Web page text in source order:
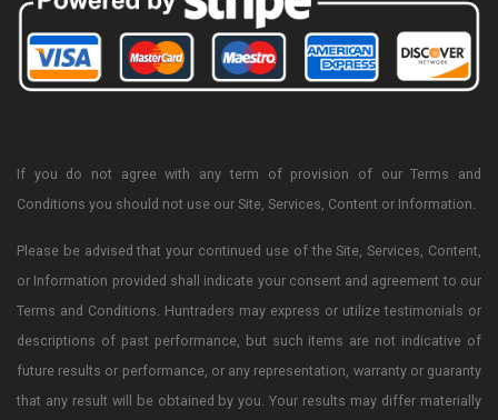
If you do not agree with any term of provision of our Terms and
Conditions you should not use our Site, Services, Content or Information.
Please be advised that your continued use of the Site, Services, Content,
or Information provided shall indicate your consent and agreement to our
Terms and Conditions. Huntraders may express or utilize testimonials or
descriptions of past performance, but such items are not indicative of
future results or performance, or any representation, warranty or guaranty
that any result will be obtained by you. Your results may differ materially